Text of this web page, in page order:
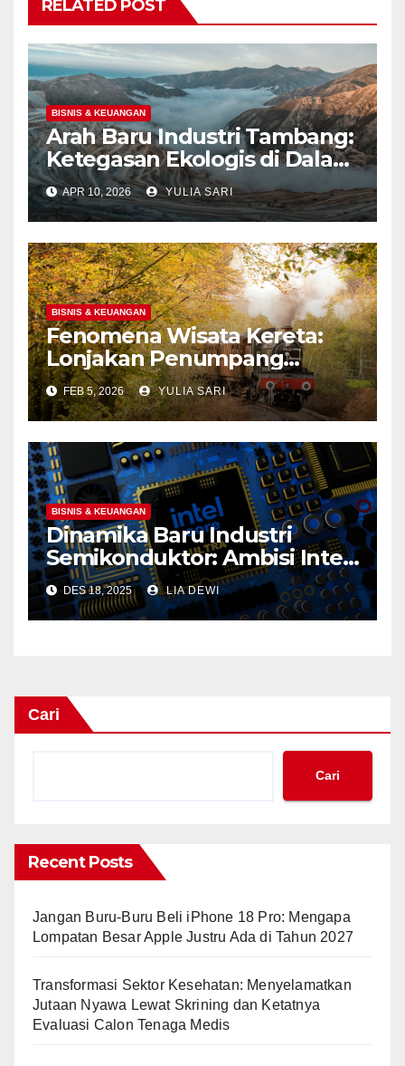
RELATED POST
BISNIS & KEUANGAN
Arah Baru Industri Tambang:
Ketegasan Ekologis di Dalam
Negeri dan Spekulasi
Eksplorasi Laut Dalam Global
APR 10, 2026 YULIA SARI
BISNIS & KEUANGAN
Fenomena Wisata Kereta:
Lonjakan Penumpang
Panoramic di Jawa dan
Upaya Menghidupkan
Kembali Jalur Bersejarah di
Portland
FEB 5, 2026 YULIA SARI
BISNIS & KEUANGAN
Dinamika Baru Industri
Semikonduktor: Ambisi Intel
Foundry dan Prospek Pasar
2026
DES 18, 2025 LIA DEWI
Cari
Cari
Recent Posts
Jangan Buru-Buru Beli iPhone 18 Pro: Mengapa
Lompatan Besar Apple Justru Ada di Tahun 2027
Transformasi Sektor Kesehatan: Menyelamatkan
Jutaan Nyawa Lewat Skrining dan Ketatnya
Evaluasi Calon Tenaga Medis